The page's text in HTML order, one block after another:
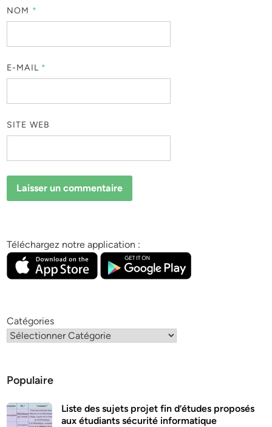
NOM *
E-MAIL *
SITE WEB
Téléchargez notre application :
Catégories
Populaire
Liste des sujets projet fin d’études proposés
aux étudiants sécurité informatique